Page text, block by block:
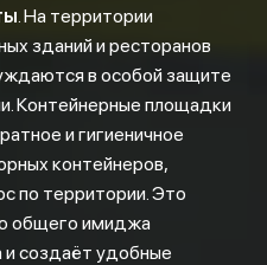
. На территории
зданий и ресторанов
в особой защите
Контейнерные площадки
и гигиеничное
контейнеров,
по территории. Это
общего имиджа
создаёт удобные